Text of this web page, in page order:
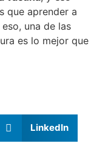
que aprender a
una de las
es lo mejor que
LinkedIn